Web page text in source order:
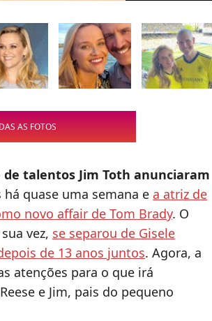
AS FOTOS
talentos Jim Toth anunciaram
há quase uma semana e a atriz de
novo affair de Tom Brady. O
vez, se separou de Gisele
de 13 anos juntos. Agora, a
atenções para o que irá
e Jim, pais do pequeno